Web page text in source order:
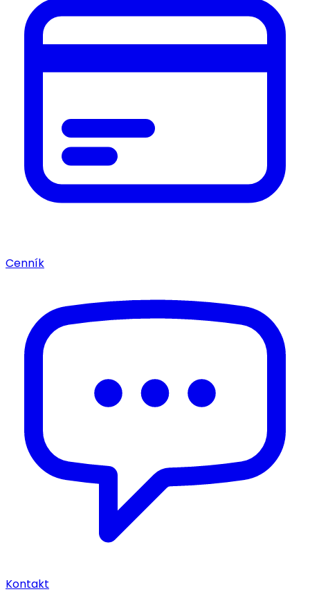
Cenník
Kontakt